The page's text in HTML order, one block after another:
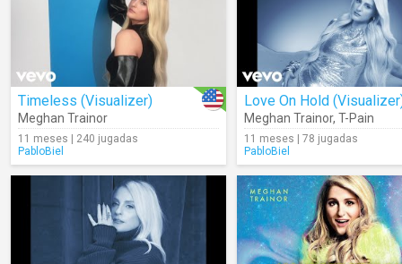
Timeless (Visualizer)
Meghan Trainor
11 meses | 240 jugadas
PabloBiel
Love On Hold
Meghan Trainor, T-Pain
11 meses | 78 jugadas
PabloBiel